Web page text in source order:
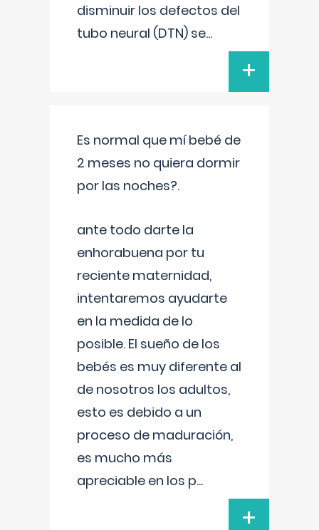
disminuir los defectos del
tubo neural (DTN) se...
+
Es normal que mí bebé de
2 meses no quiera dormir
por las noches?.
ante todo darte la
enhorabuena por tu
reciente maternidad,
intentaremos ayudarte
en la medida de lo
posible. El sueño de los
bebés es muy diferente al
de nosotros los adultos,
esto es debido a un
proceso de maduración,
es mucho más
apreciable en los p...
+